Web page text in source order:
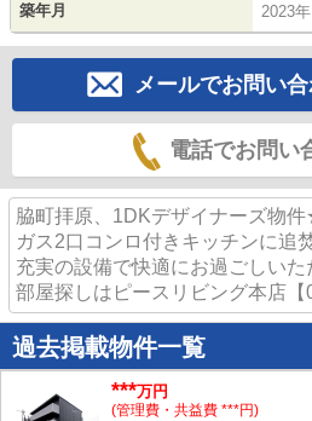
築年月 2023
メールでお問い
電話でお問い
脇町拝原、1DKデザイナーズ物
ガス2口コンロ付きキッチンに追
充実の設備で快適にお過ごしい
部屋探しはピースリビング本店【
過去掲載物件一覧
***万円
(管理費・共益費 ***円)